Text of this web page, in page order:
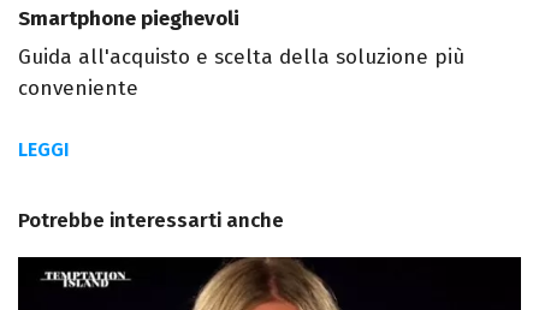
Smartphone pieghevoli
Guida all'acquisto e scelta della soluzione più
conveniente
LEGGI
Potrebbe interessarti anche